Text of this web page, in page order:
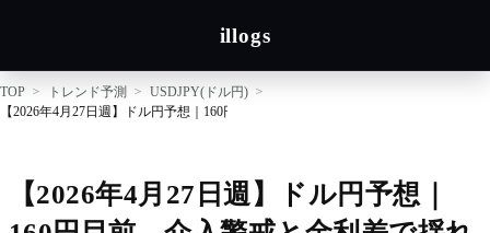
illogs
TOP トレンド予測
USDJPY(ドル円)
【2026年4月27日週】ドル円予想｜160円目前、介入警戒と金利差で揺れるUSDJPY
【2026年4月27日週】ドル円予想｜